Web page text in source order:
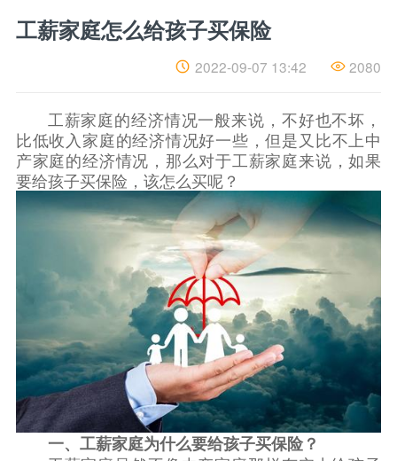
工
薪
孩
子
买
保
险
工薪家庭怎么给孩子买保险
2022-09-07 13:42 2080
工薪家庭的经济情况一般来说，不好也不坏，
比低收入家庭的经济情况好一些，但是又比不上中
产家庭的经济情况，那么对于工薪家庭来说，如果
要给孩子买保险，该怎么买呢？
一、工薪家庭为什么要给孩子买保险？